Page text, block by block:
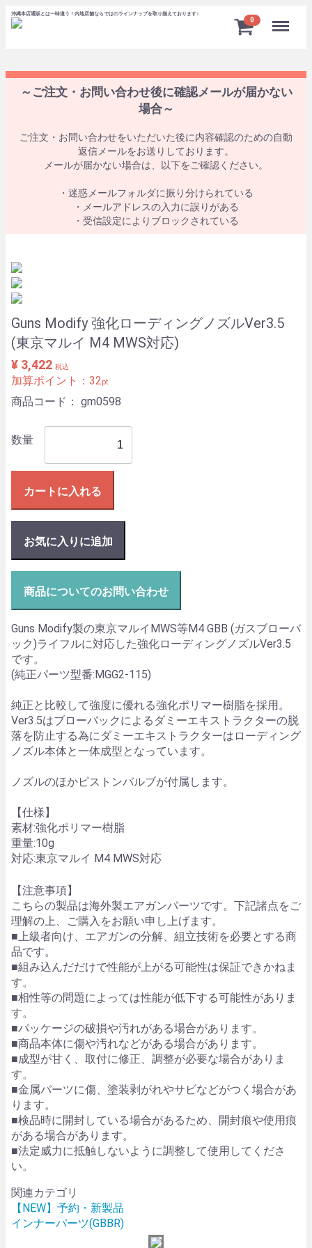
沖縄本店通販とは一味違う！内地店舗ならではのラインナップを取り揃えております♪
0 Menu
～ご注文・お問い合わせ後に確認メールが届かない
場合～
ご注文・お問い合わせをいただいた後に内容確認のための自動
返信メールをお送りしております。
メールが届かない場合は、以下をご確認ください。
・迷惑メールフォルダに振り分けられている
・メールアドレスの入力に誤りがある
・受信設定によりブロックされている
Guns Modify 強化ローディングノズルVer3.5
(東京マルイ M4 MWS対応)
¥ 3,422 税込
加算ポイント： 32pt
商品コード： gm0598
数量
カートに入れる
お気に入りに追加
商品についてのお問い合わせ
Guns Modify製の東京マルイMWS等M4 GBB (ガスブローバ
ック)ライフルに対応した強化ローディングノズルVer3.5
です。
(純正パーツ型番:MGG2-115)
純正と比較して強度に優れる強化ポリマー樹脂を採用。
Ver3.5はブローバックによるダミーエキストラクターの脱
落を防止する為にダミーエキストラクターはローディング
ノズル本体と一体成型となっています。
ノズルのほかピストンバルブが付属します。
【仕様】
素材:強化ポリマー樹脂
重量:10g
対応:東京マルイ M4 MWS対応
【注意事項】
こちらの製品は海外製エアガンパーツです。下記諸点をご
理解の上、ご購入をお願い申し上げます。
■上級者向け、エアガンの分解、組立技術を必要とする商
品です。
■組み込んだだけで性能が上がる可能性は保証できかねま
す。
■相性等の問題によっては性能が低下する可能性がありま
す。
■パッケージの破損や汚れがある場合があります。
■商品本体に傷や汚れなどがある場合があります。
■成型が甘く、取付に修正、調整が必要な場合がありま
す。
■金属パーツに傷、塗装剥がれやサビなどがつく場合があ
ります。
■検品時に開封している場合があるため、開封痕や使用痕
がある場合があります。
■法定威力に抵触しないように調整して使用してくださ
い。
関連カテゴリ
【NEW】予約・新製品
インナーパーツ(GBBR)